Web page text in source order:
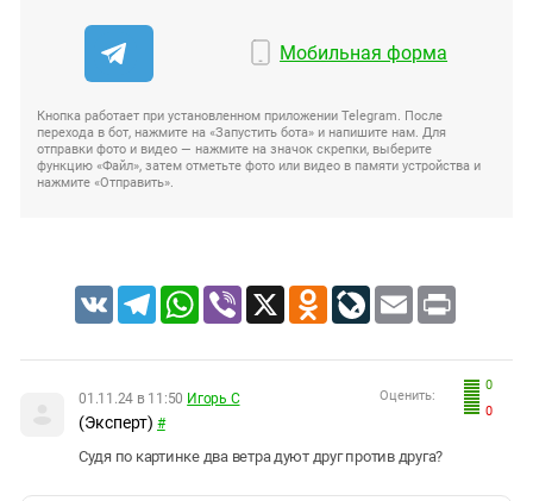
Мобильная форма
Кнопка работает при установленном приложении Telegram. После
перехода в бот, нажмите на «Запустить бота» и напишите нам. Для
отправки фото и видео — нажмите на значок скрепки, выберите
функцию «Файл», затем отметьте фото или видео в памяти устройства и
нажмите «Отправить».
VK TelegramWhatsApp
Viber X Odnoklassniki
LiveJournal
Email Print
0
0
Оценить:
01.11.24 в 11:50 Игорь С
(Эксперт) #
Судя по картинке два ветра дуют друг против друга?